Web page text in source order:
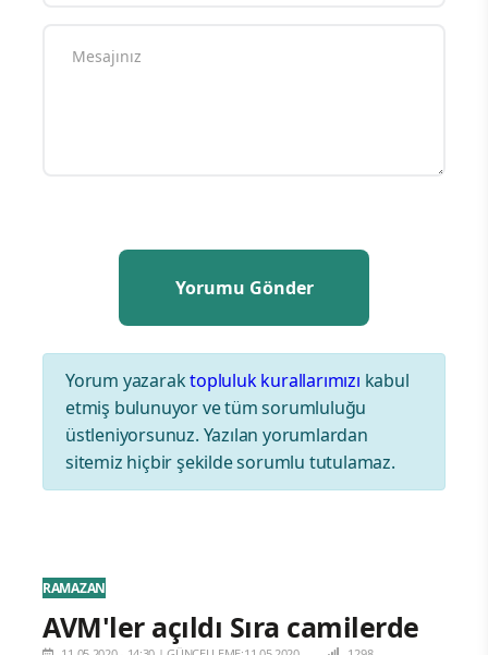
Yorum yazaraktopluluk kurallarımızı kabul
etmiş bulunuyor ve tüm sorumluluğu
üstleniyorsunuz. Yazılan yorumlardan
sitemiz hiçbir şekilde sorumlu tutulamaz.
RAMAZAN
AVM'ler açıldı Sıra camilerde